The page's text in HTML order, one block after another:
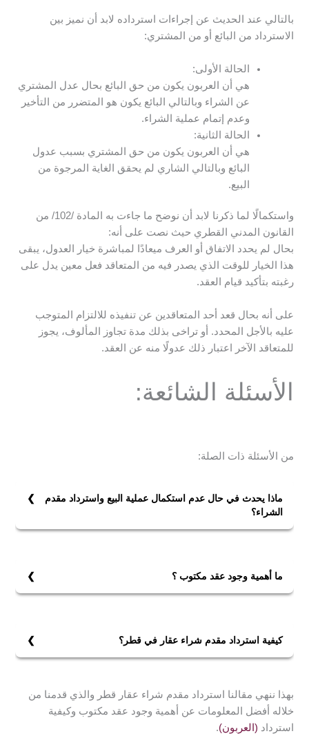
بالتالي عند الحديث عن إجراءات استرداده لابد أن نميز بين
الاسترداد من البائع أو من المشتري:
الحالة الأولى:
هي أن العربون يكون من حق البائع بحال عدل المشتري
عن الشراء وبالتالي البائع يكون هو المتضرر من التأخير
وعدم إتمام عملية الشراء.
الحالة الثانية:
هي أن العربون يكون من حق المشتري بسبب عدول
البائع وبالتالي الشاري لم يحقق الغاية المرجوة من
البيع.
واستكمالًا لما ذكرنا لابد أن نوضح ما جاءت به المادة /102/ من
القانون المدني القطري حيث نصت على أنه:
بحال لم يحدد الاتفاق أو العرف ميعادًا لمباشرة خيار العدول، يبقى
هذا الخيار للوقت الذي يصدر فيه من المتعاقد فعل معين يدل على
رغبته بتأكيد قيام العقد.
على أنه بحال قعد أحد المتعاقدين عن تنفيذه للالتزام المتوجب
عليه بالأجل المحدد. أو تراخى بذلك مدة تجاوز المألوف، يجوز
للمتعاقد الآخر اعتبار ذلك عدولًا منه عن العقد.
الأسئلة الشائعة:
من الأسئلة ذات الصلة:
ماذا يحدث في حال عدم استكمال عملية البيع واسترداد مقدم
الشراء؟
وحال عدل من قبضه يلتزم برده ودفع مثله، حتى وإن لم
ما أهمية وجود عقد مكتوب ؟
كيفية استرداد مقدم شراء عقار في قطر؟
1- إن لم يحدد العرف أو الاتفاق ميعادًا لمباشرة خيار العدول.
يبقى هذا الخيار للوقت الذي يصدر فيه من المتعاقد تصرفًا
يدل على رغبته بتأكيد قيام العقد.
بهذا ننهي مقالنا استرداد مقدم شراء عقار قطر والذي قدمنا من
خلاله أفضل المعلومات عن أهمية وجود عقد مكتوب وكيفية
استرداد (العربون).